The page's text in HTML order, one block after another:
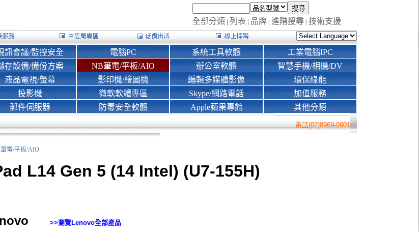
全部分類 | 列表 | 品牌 | 進階搜尋 | 技術支援
訊會議/監控安全
存設備/備份方案
液晶電視/螢幕
投影機
郵件伺服器
電腦PC
NB筆電/平板/AIO
影印機/繪圖機
微軟軟體專區
防毒安全軟體
系統工具軟體
辦公室軟體
編輯多媒體影像
Skype/網路電話
Apple蘋果專館
工業電腦IPC
智慧手機/相機/DV
環保綠能
加值服務
其他分類
電話(02)8969-0901
電/平板/AIO
L14 Gen 5 (14 Intel) (U7-155H)
>>瀏覽Lenovo全部產品